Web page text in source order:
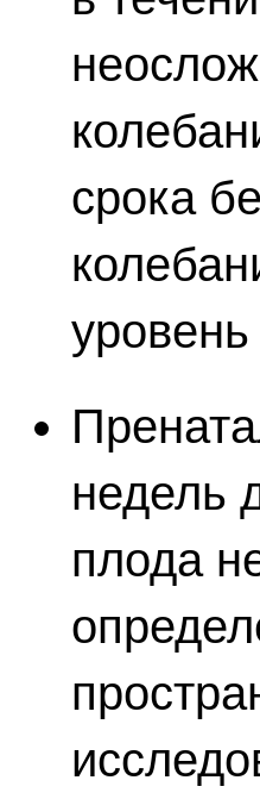
срока
недель
плода